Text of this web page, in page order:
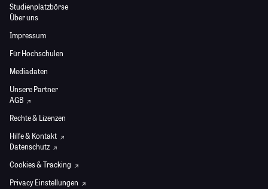
Studienplatzbörse
Über uns
Impressum
Für Hochschulen
Mediadaten
Unsere Partner
AGB
Rechte & Lizenzen
Hilfe & Kontakt
Datenschutz
Cookies & Tracking
Privacy Einstellungen